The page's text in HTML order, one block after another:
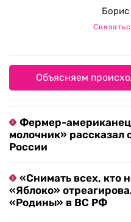
Объясняем
Фермер-
молочник» рассказал
России
«Снимать всех, кто
«Яблоко»
«Родины» в ВС РФ